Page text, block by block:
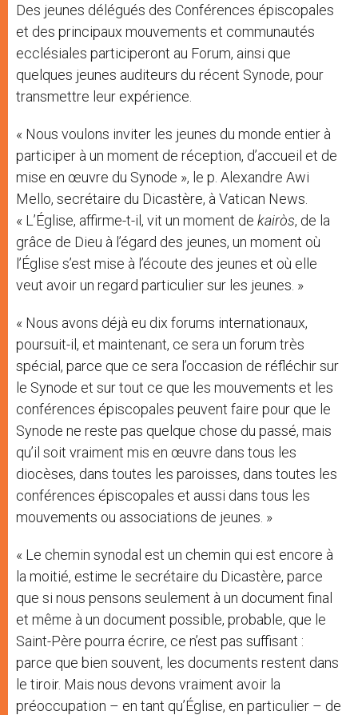
Des jeunes délégués des Conférences épiscopales
et des principaux mouvements et communautés
ecclésiales participeront au Forum, ainsi que
quelques jeunes auditeurs du récent Synode, pour
transmettre leur expérience.
« Nous voulons inviter les jeunes du monde entier à
participer à un moment de réception, d’accueil et de
mise en œuvre du Synode », le p. Alexandre Awi
Mello, secrétaire du Dicastère, à Vatican News.
« L’Église, affirme-t-il, vit un moment de kairòs, de la
grâce de Dieu à l’égard des jeunes, un moment où
l’Église s’est mise à l’écoute des jeunes et où elle
veut avoir un regard particulier sur les jeunes. »
« Nous avons déjà eu dix forums internationaux,
poursuit-il, et maintenant, ce sera un forum très
spécial, parce que ce sera l’occasion de réfléchir sur
le Synode et sur tout ce que les mouvements et les
conférences épiscopales peuvent faire pour que le
Synode ne reste pas quelque chose du passé, mais
qu’il soit vraiment mis en œuvre dans tous les
diocèses, dans toutes les paroisses, dans toutes les
conférences épiscopales et aussi dans tous les
mouvements ou associations de jeunes. »
« Le chemin synodal est un chemin qui est encore à
la moitié, estime le secrétaire du Dicastère, parce
que si nous pensons seulement à un document final
et même à un document possible, probable, que le
Saint-Père pourra écrire, ce n’est pas suffisant :
parce que bien souvent, les documents restent dans
le tiroir. Mais nous devons vraiment avoir la
préoccupation – en tant qu’Église, en particulier – de